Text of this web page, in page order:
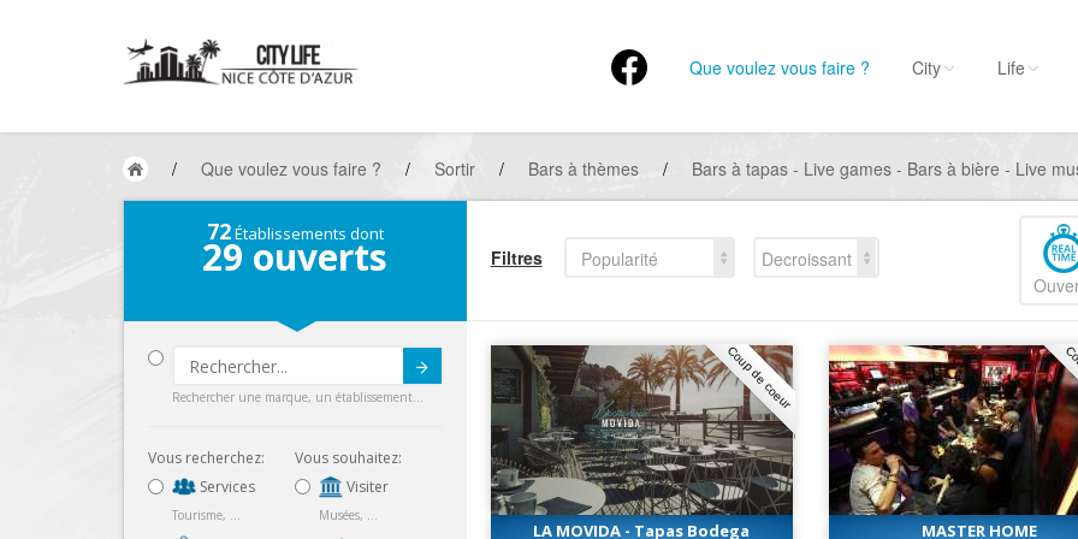
Que voulez vous faire ? City Life
/ Que voulez vous faire ? / Sortir / Bars à thèmes / Bars à tapas - Live games - Bars à bière - Live
72Établissements dont
29 ouverts
Rechercher une marque, un établissement...
Vous recherchez:
Services
Tourisme, ...
Vous souhaitez:
Visiter
Musées, ...
Filtres Popularité
Decroissant
Coup de coeur
LA MOVIDA - Tapas Bodega
MASTER HOME